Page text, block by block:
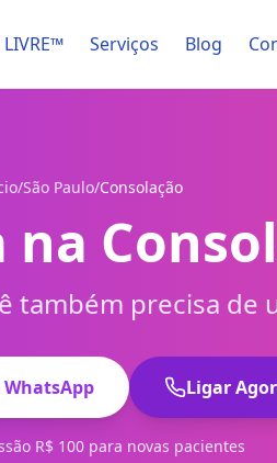
Serviços Blog
/São Paulo/Consolação
na
também precisa de
Ligar
R$ 100 para novas pacientes